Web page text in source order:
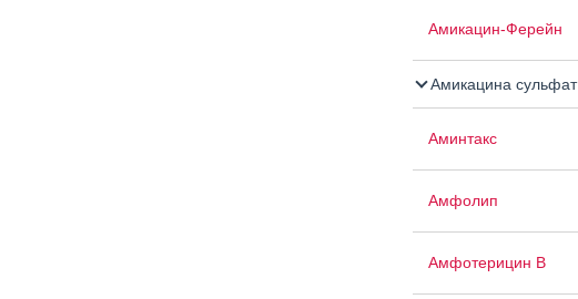
Амикацин-Ферейн
Амикацина сульфат
Аминтакс
Амфолип
Амфотерицин В